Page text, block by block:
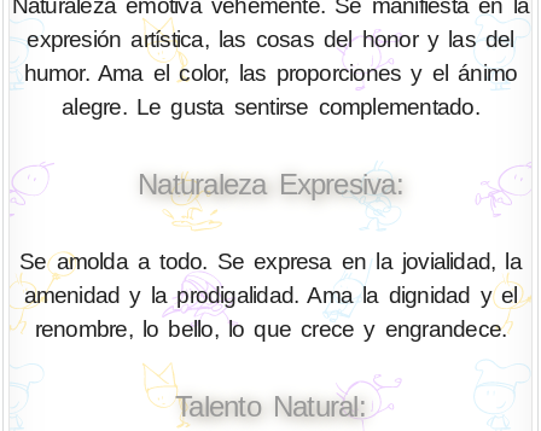
Naturaleza emotiva vehemente. Se manifiesta en la
expresión artística, las cosas del honor y las del
humor. Ama el color, las proporciones y el ánimo
alegre. Le gusta sentirse complementado.
Naturaleza Expresiva:
Se amolda a todo. Se expresa en la jovialidad, la
amenidad y la prodigalidad. Ama la dignidad y el
renombre, lo bello, lo que crece y engrandece.
Talento Natural: